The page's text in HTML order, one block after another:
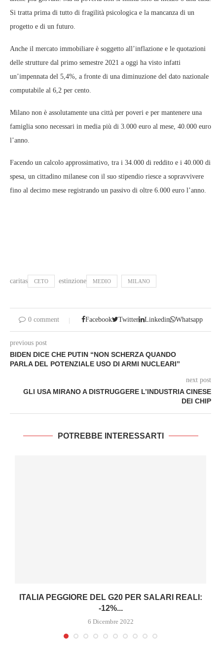
Si tratta prima di tutto di fragilità psicologica e la mancanza di un
progetto e di un futuro.
Anche il mercato immobiliare è soggetto all’inflazione e le quotazioni
delle strutture dal primo semestre 2021 a oggi ha visto infatti
un’impennata del 5,4%, a fronte di una diminuzione del dato nazionale
computabile al 6,2 per cento.
Milano non è assolutamente una città per poveri e per mantenere una
famiglia sono necessari in media più di 3.000 euro al mese, 40.000 euro
l’anno.
Facendo un calcolo approssimativo, tra i 34.000 di reddito e i 40.000 di
spesa, un cittadino milanese con il suo stipendio riesce a sopravvivere
fino al decimo mese registrando un passivo di oltre 6.000 euro l’anno.
caritas CETO estinzione MEDIO MILANO
0 comment Facebook Twitter Linkedin Whatsapp
previous post
BIDEN DICE CHE PUTIN “NON SCHERZA QUANDO
PARLA DEL POTENZIALE USO DI ARMI NUCLEARI”
next post
GLI USA MIRANO A DISTRUGGERE L’INDUSTRIA CINESE
DEI CHIP
POTREBBE INTERESSARTI
ITALIA PEGGIORE DEL G20 PER SALARI REALI:
-12%...
6 Dicembre 2022